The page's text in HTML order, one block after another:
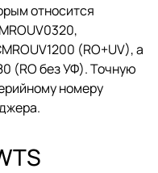
относится
(RO+UV), а
(RO без УФ). Точную
номеру